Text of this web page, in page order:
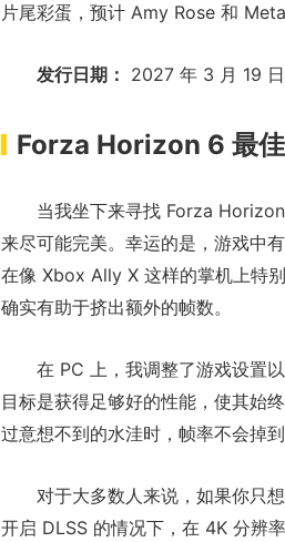
片尾彩蛋，预计 Amy Rose 和
发行日期： 2027 年 3 月 19 日
Forza Horizon 6 最
当我坐下来寻找 Forza
来尽可能完美。幸运的是，游戏中
在像 Xbox Ally X 这样的掌机上特
确实有助于挤出额外的帧数。
在 PC 上，我调整了游戏设置
目标是获得足够好的性能，使其始
过意想不到的水洼时，帧率不会掉
对于大多数人来说，如果你只
开启 DLSS 的情况下，在 4K 分辨